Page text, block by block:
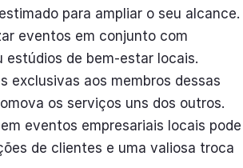
para ampliar o seu alcance.
eventos em conjunto com
estúdios de bem-estar locais.
exclusivas aos membros dessas
os serviços uns dos outros.
eventos empresariais locais pode
de clientes e uma valiosa troca